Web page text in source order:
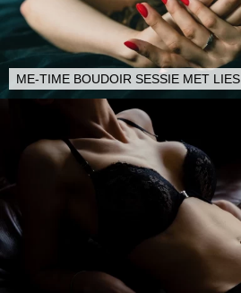
ME-TIME BOUDOIR SESSIE MET LIES